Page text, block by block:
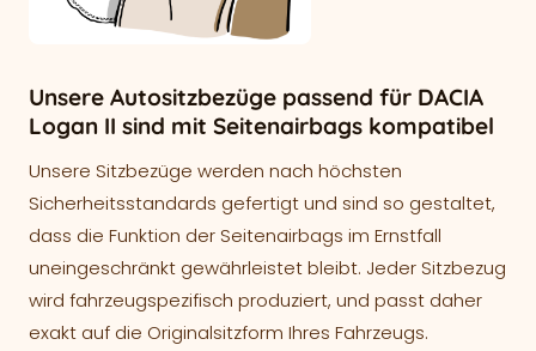
Unsere Autositzbezüge passend für DACIA
Logan II sind mit Seitenairbags kompatibel
Unsere Sitzbezüge werden nach höchsten
Sicherheitsstandards gefertigt und sind so gestaltet,
dass die Funktion der Seitenairbags im Ernstfall
uneingeschränkt gewährleistet bleibt. Jeder Sitzbezug
wird fahrzeugspezifisch produziert, und passt daher
exakt auf die Originalsitzform Ihres Fahrzeugs.